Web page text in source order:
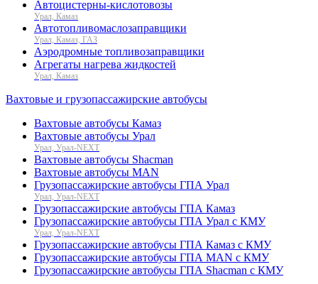
Автоцистерны-кислотовозы
Урал, Камаз
Автотопливомаслозаправщики
Урал, Камаз, ГАЗ
Аэродромные топливозаправщики
Агрегаты нагрева жидкостей
Урал, Камаз
Вахтовые и грузопассажирские автобусы
Вахтовые автобусы Камаз
Вахтовые автобусы Урал
Урал, Урал-NEXT
Вахтовые автобусы Shacman
Вахтовые автобусы MAN
Грузопассажирские автобусы ГПА Урал
Урал, Урал-NEXT
Грузопассажирские автобусы ГПА Камаз
Грузопассажирские автобусы ГПА Урал с КМУ
Урал, Урал-NEXT
Грузопассажирские автобусы ГПА Камаз с КМУ
Грузопассажирские автобусы ГПА MAN с КМУ
Грузопассажирские автобусы ГПА Shacman с КМУ